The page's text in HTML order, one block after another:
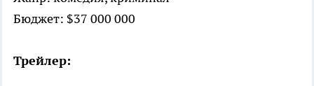
Бюджет: $37 000 000
Трейлер: